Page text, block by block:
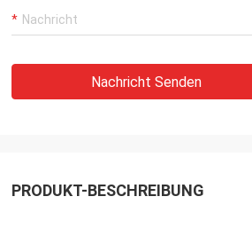
Nachricht Senden
PRODUKT-BESCHREIBUNG